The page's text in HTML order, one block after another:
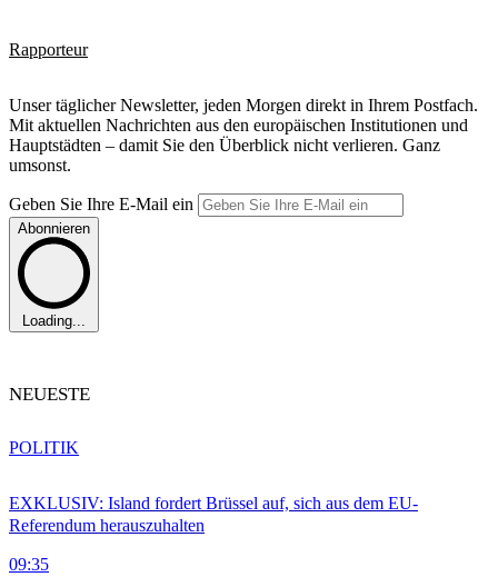
Rapporteur
Unser täglicher Newsletter, jeden Morgen direkt in Ihrem Postfach.
Mit aktuellen Nachrichten aus den europäischen Institutionen und
Hauptstädten – damit Sie den Überblick nicht verlieren. Ganz
umsonst.
Geben Sie Ihre E-Mail ein
Abonnieren
Loading...
NEUESTE
EXKLUSIV: Island fordert Brüssel auf, sich aus dem EU-
Referendum herauszuhalten
09:35
POLITIK